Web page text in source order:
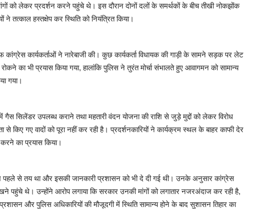
को लेकर प्रदर्शन करने पहुंचे थे। इस दौरान दोनों दलों के समर्थकों के बीच तीखी नोकझोंक
तत्काल हस्तक्षेप कर स्थिति को नियंत्रित किया।
कांग्रेस कार्यकर्ताओं ने नारेबाजी की। कुछ कार्यकर्ता विधायक की गाड़ी के सामने सड़क पर लेट
का भी प्रयास किया गया, हालांकि पुलिस ने तुरंत मोर्चा संभालते हुए आवागमन को सामान्य
गया।
गैस सिलेंडर उपलब्ध कराने तथा महतारी वंदन योजना की राशि से जुड़े मुद्दों को लेकर विरोध
किए गए वादों को पूरा नहीं कर रही है। प्रदर्शनकारियों ने कार्यक्रम स्थल के बाहर काफी देर
का प्रयास किया।
पहले से तय था और इसकी जानकारी प्रशासन को भी दे दी गई थी। उनके अनुसार कांग्रेस
पहुंचे थे। उन्होंने आरोप लगाया कि सरकार उनकी मांगों को लगातार नजरअंदाज कर रही है,
और पुलिस अधिकारियों की मौजूदगी में स्थिति सामान्य होने के बाद सुशासन तिहार का